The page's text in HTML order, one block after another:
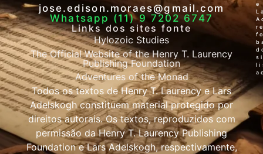
jose.edison.moraes@gmail.com
Whatsapp (11) 9 7202 6747
Links dos sites fonte
Hylozoic Studies
The Official Website of the Henry T. Laurency
Publishing Foundation
Adventures of the Monad
Todos os textos de Henry T. Laurency e Lars
Adelskogh constituem material protegido por
direitos autorais. Os textos, reproduzidos com
permissão da Henry T. Laurency Publishing
Foundation e Lars Adelskogh, respectivamente,
e